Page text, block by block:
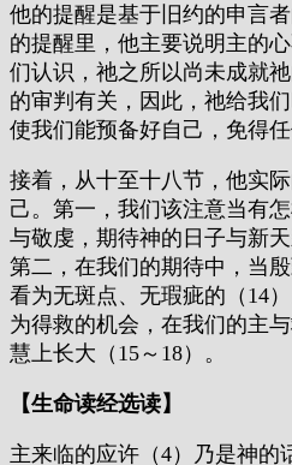
他的提醒是基于旧约的申言
的提醒里，他主要说明主的
们认识，祂之所以尚未成就
的审判有关，因此，祂给我
使我们能预备好自己，免得任
接着，从十至十八节，他实
己。第一，我们该注意当有
与敬虔，期待神的日子与新
第二，在我们的期待中，当
看为无斑点、无瑕疵的（14
为得救的机会，在我们的主
慧上长大（15～18）。
【生命读经选读】
主来临的应许（4）乃是神的